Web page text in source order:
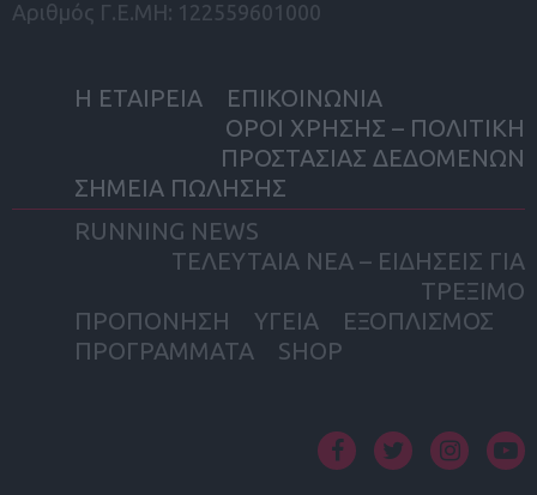
Αριθμός Γ.Ε.ΜΗ: 122559601000
Η ΕΤΑΙΡΕΙΑ
ΕΠΙΚΟΙΝΩΝΙΑ
ΟΡΟΙ ΧΡΗΣΗΣ – ΠΟΛΙΤΙΚΗ
ΠΡΟΣΤΑΣΙΑΣ ΔΕΔΟΜΕΝΩΝ
ΣΗΜΕΙΑ ΠΩΛΗΣΗΣ
RUNNING NEWS
ΤΕΛΕΥΤΑΙΑ ΝΕΑ – ΕΙΔΗΣΕΙΣ ΓΙΑ
ΤΡΕΞΙΜΟ
ΠΡΟΠΟΝΗΣΗ
ΥΓΕΙΑ
ΕΞΟΠΛΙΣΜΟΣ
ΠΡΟΓΡΑΜΜΑΤΑ
SHOP